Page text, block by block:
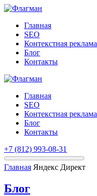
Главная
SEO
Контекстная реклама
Блог
Контакты
Главная
SEO
Контекстная реклама
Блог
Контакты
+7 (812) 993-08-31
Главная Яндекс Директ
Блог